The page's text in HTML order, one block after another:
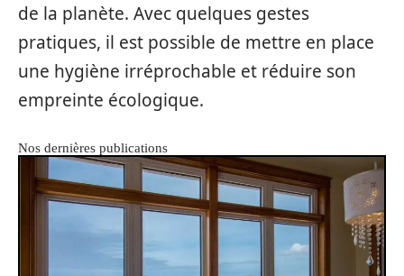
de la planète. Avec quelques gestes
pratiques, il est possible de mettre en place
une hygiène irréprochable et réduire son
empreinte écologique.
Nos dernières publications